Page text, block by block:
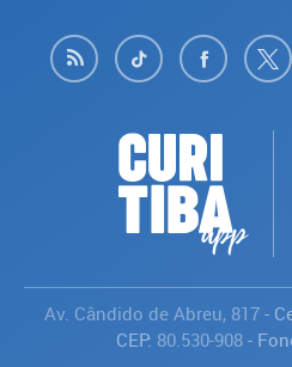
Av. Cândido de Abreu, 817-
CEP: 80.530-908-